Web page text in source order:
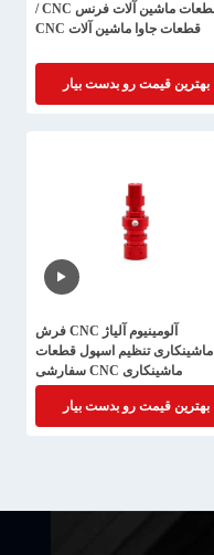
قطعات ماشین آلات فرنس CNC /
قطعات جاوا ماشین آلات CNC
بهترین قیمت رو بدست بیار
آلومینیوم آلیاژ CNC فرش
ماشینکاری تنظیم اسپول قطعات
ماشینکاری CNC سفارشی
بهترین قیمت رو بدست بیار